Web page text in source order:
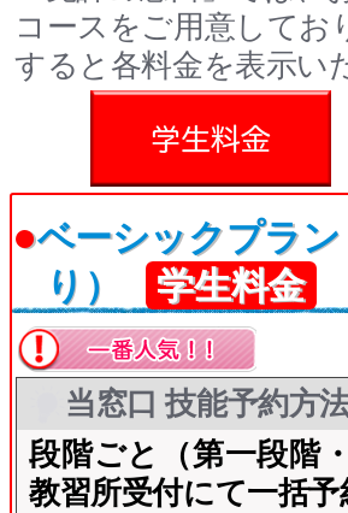
コースをご用意して
すると各料金を表示い
●ベーシックプラ
り）
学生料金
当窓口 技能予約方
段階ごと（第一段階
教習所受付にて一括予